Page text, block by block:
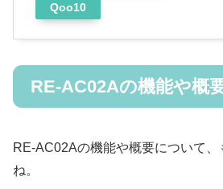
Qoo10
RE-AC02Aの機能や概
RE-AC02Aの機能や概要について
ね。